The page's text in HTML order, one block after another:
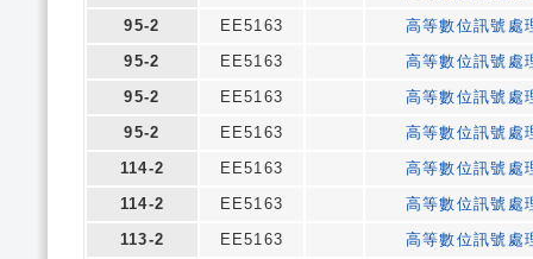
95-2
EE5163
高等數位訊號處
95-2
EE5163
高等數位訊號處
95-2
EE5163
高等數位訊號處
95-2
EE5163
高等數位訊號處
114-2
EE5163
高等數位訊號處
114-2
EE5163
高等數位訊號處
113-2
EE5163
高等數位訊號處